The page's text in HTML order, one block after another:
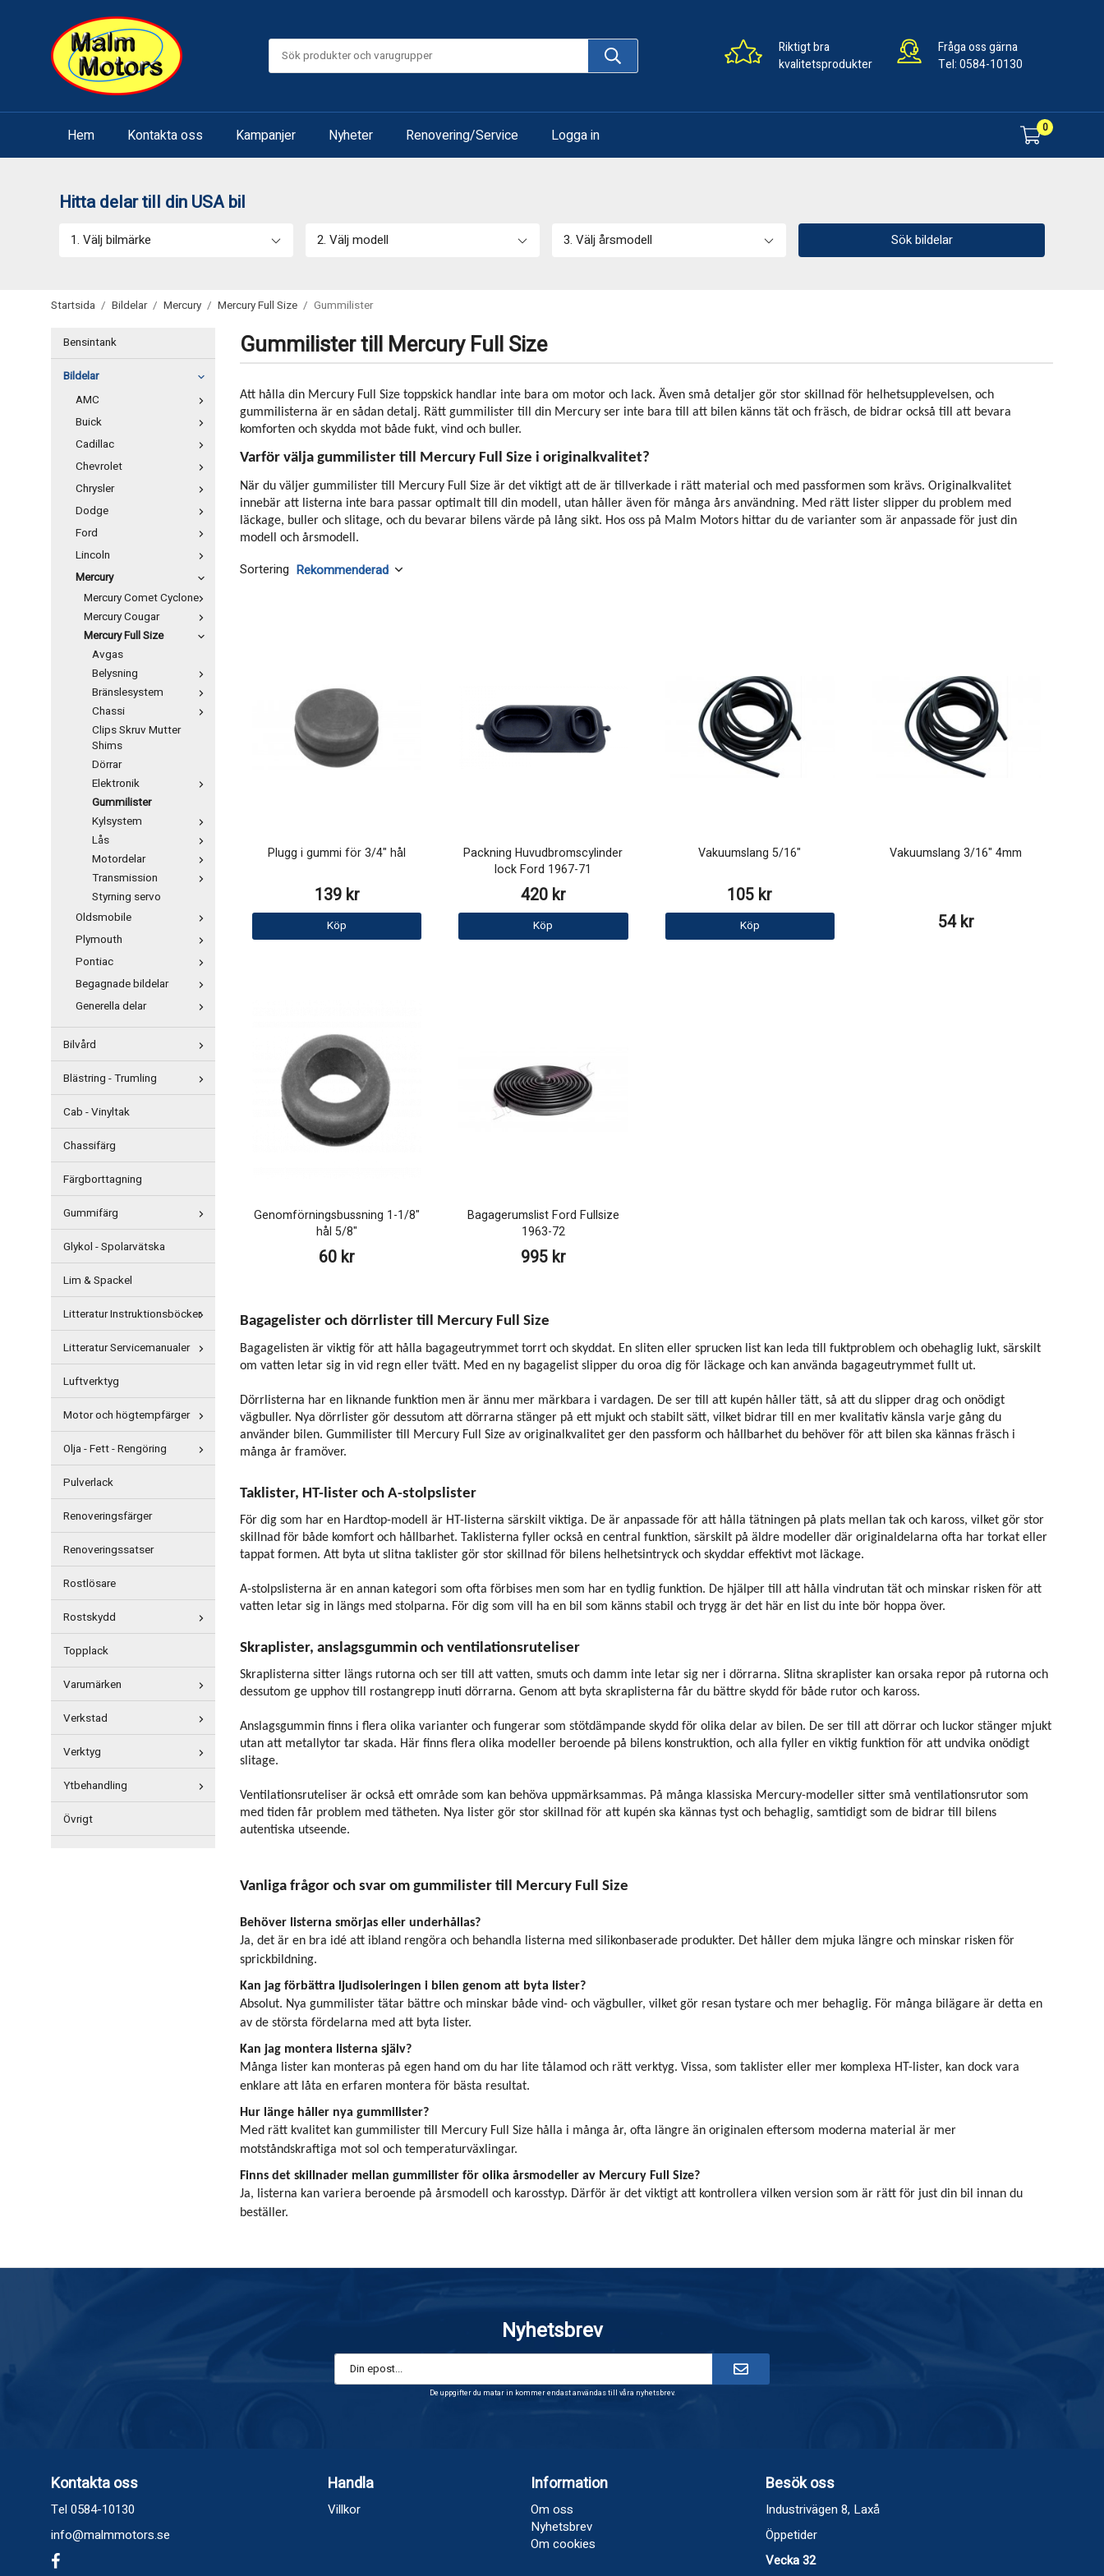
Riktigt bra
kvalitetsprodukter
Fråga oss gärna
Tel:0584-10130
Hem Kontakta oss Kampanjer Nyheter Renovering/Service Logga in 0
Hitta delar till din USA bil
1. Välj bilmärke 2. Välj modell 3. Välj årsmodell Sök bildelar
Startsida / Bildelar / Mercury / Mercury Full Size / Gummilister
Bensintank
Bildelar
AMC
Buick
Cadillac
Chevrolet
Chrysler
Dodge
Ford
Lincoln
Mercury
Mercury Comet Cyclone
Mercury Cougar
Mercury Full Size
Avgas
Belysning
Bränslesystem
Chassi
Clips Skruv Mutter
Shims
Dörrar
Elektronik
Gummilister
Kylsystem
Lås
Motordelar
Transmission
Styrning servo
Oldsmobile
Plymouth
Pontiac
Begagnade bildelar
Generella delar
Bilvård
Blästring - Trumling
Cab - Vinyltak
Chassifärg
Färgborttagning
Gummifärg
Glykol - Spolarvätska
Lim & Spackel
Litteratur Instruktionsböcker
Litteratur Servicemanualer
Luftverktyg
Motor och högtempfärger
Olja - Fett - Rengöring
Pulverlack
Renoveringsfärger
Renoveringssatser
Rostlösare
Rostskydd
Topplack
Varumärken
Verkstad
Verktyg
Ytbehandling
Övrigt
Gummilister till Mercury Full Size
Att hålla din Mercury Full Size toppskick handlar inte bara om motor och lack. Även små detaljer gör stor skillnad för helhetsupplevelsen, och
gummilisterna är en sådan detalj. Rätt gummilister till din Mercury ser inte bara till att bilen känns tät och fräsch, de bidrar också till att bevara
komforten och skydda mot både fukt, vind och buller.
Varför välja gummilister till Mercury Full Size i originalkvalitet?
När du väljer gummilister till Mercury Full Size är det viktigt att de är tillverkade i rätt material och med passformen som krävs. Originalkvalitet
innebär att listerna inte bara passar optimalt till din modell, utan håller även för många års användning. Med rätt lister slipper du problem med
läckage, buller och slitage, och du bevarar bilens värde på lång sikt. Hos oss på Malm Motors hittar du de varianter som är anpassade för just din
modell och årsmodell.
Sortering
Plugg i gummi för 3/4" hål
139 kr
Köp
Packning Huvudbromscylinder
lock Ford 1967-71
420 kr
Köp
Vakuumslang 5/16"
105 kr
Köp
Vakuumslang 3/16" 4mm
54 kr
Genomförningsbussning 1-1/8"
hål 5/8"
60 kr
Bagagerumslist Ford Fullsize
1963-72
995 kr
Bagagelister och dörrlister till Mercury Full Size
Bagagelisten är viktig för att hålla bagageutrymmet torrt och skyddat. En sliten eller sprucken list kan leda till fuktproblem och obehaglig lukt, särskilt
om vatten letar sig in vid regn eller tvätt. Med en ny bagagelist slipper du oroa dig för läckage och kan använda bagageutrymmet fullt ut.
Dörrlisterna har en liknande funktion men är ännu mer märkbara i vardagen. De ser till att kupén håller tätt, så att du slipper drag och onödigt
vägbuller. Nya dörrlister gör dessutom att dörrarna stänger på ett mjukt och stabilt sätt, vilket bidrar till en mer kvalitativ känsla varje gång du
använder bilen. Gummilister till Mercury Full Size av originalkvalitet ger den passform och hållbarhet du behöver för att bilen ska kännas fräsch i
många år framöver.
Taklister, HT-lister och A-stolpslister
För dig som har en Hardtop-modell är HT-listerna särskilt viktiga. De är anpassade för att hålla tätningen på plats mellan tak och kaross, vilket gör stor
skillnad för både komfort och hållbarhet. Taklisterna fyller också en central funktion, särskilt på äldre modeller där originaldelarna ofta har torkat eller
tappat formen. Att byta ut slitna taklister gör stor skillnad för bilens helhetsintryck och skyddar effektivt mot läckage.
A-stolpslisterna är en annan kategori som ofta förbises men som har en tydlig funktion. De hjälper till att hålla vindrutan tät och minskar risken för att
vatten letar sig in längs med stolparna. För dig som vill ha en bil som känns stabil och trygg är det här en list du inte bör hoppa över.
Skraplister, anslagsgummin och ventilationsruteliser
Skraplisterna sitter längs rutorna och ser till att vatten, smuts och damm inte letar sig ner i dörrarna. Slitna skraplister kan orsaka repor på rutorna och
dessutom ge upphov till rostangrepp inuti dörrarna. Genom att byta skraplisterna får du bättre skydd för både rutor och kaross.
Anslagsgummin finns i flera olika varianter och fungerar som stötdämpande skydd för olika delar av bilen. De ser till att dörrar och luckor stänger mjukt
utan att metallytor tar skada. Här finns flera olika modeller beroende på bilens konstruktion, och alla fyller en viktig funktion för att undvika onödigt
slitage.
Ventilationsruteliser är också ett område som kan behöva uppmärksammas. På många klassiska Mercury-modeller sitter små ventilationsrutor som
med tiden får problem med tätheten. Nya lister gör stor skillnad för att kupén ska kännas tyst och behaglig, samtidigt som de bidrar till bilens
autentiska utseende.
Vanliga frågor och svar om gummilister till Mercury Full Size
Behöver listerna smörjas eller underhållas?
Ja, det är en bra idé att ibland rengöra och behandla listerna med silikonbaserade produkter. Det håller dem mjuka längre och minskar risken för
sprickbildning.
Kan jag förbättra ljudisoleringen i bilen genom att byta lister?
Absolut. Nya gummilister tätar bättre och minskar både vind- och vägbuller, vilket gör resan tystare och mer behaglig. För många bilägare är detta en
av de största fördelarna med att byta lister.
Kan jag montera listerna själv?
Många lister kan monteras på egen hand om du har lite tålamod och rätt verktyg. Vissa, som taklister eller mer komplexa HT-lister, kan dock vara
enklare att låta en erfaren montera för bästa resultat.
Hur länge håller nya gummilister?
Med rätt kvalitet kan gummilister till Mercury Full Size hålla i många år, ofta längre än originalen eftersom moderna material är mer
motståndskraftiga mot sol och temperaturväxlingar.
Finns det skillnader mellan gummilister för olika årsmodeller av Mercury Full Size?
Ja, listerna kan variera beroende på årsmodell och karosstyp. Därför är det viktigt att kontrollera vilken version som är rätt för just din bil innan du
beställer.
Nyhetsbrev
De uppgifter du matar in kommer endast användas till våra nyhetsbrev.
Kontakta oss
Tel 0584-10130
info@malmmotors.se
Handla
Villkor
Information
Om oss
Nyhetsbrev
Om cookies
Besök oss
Industrivägen 8, Laxå
Öppetider
Vecka 32